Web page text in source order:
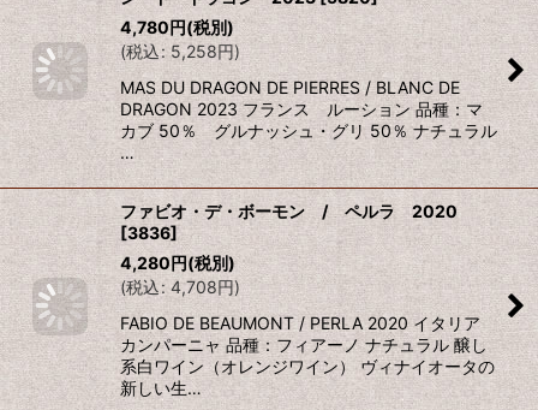
4,780円(税別)
(税込: 5,258円)
MAS DU DRAGON DE PIERRES / BLANC DE
DRAGON 2023 フランス ルーション 品種：マ
カブ 50％ グルナッシュ・グリ 50％ ナチュラル
…
ファビオ・デ・ボーモン / ペルラ 2020
[3836]
4,280円(税別)
(税込: 4,708円)
FABIO DE BEAUMONT / PERLA 2020 イタリア
カンパーニャ 品種：フィアーノ ナチュラル 醸し
系白ワイン（オレンジワイン） ヴィナイオータの
新しい生…